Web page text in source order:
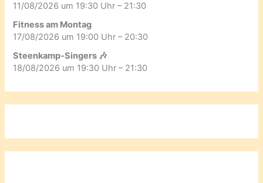
11/08/2026 um 19:30 Uhr – 21:30
Fitness am Montag
17/08/2026 um 19:00 Uhr – 20:30
Steenkamp-Singers 🎶
18/08/2026 um 19:30 Uhr – 21:30